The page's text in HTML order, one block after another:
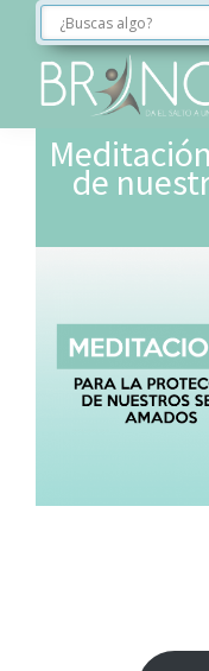
Saltar
navegación
principal
Saltar
contenido
Saltar
páginaFORMACIÓN
de